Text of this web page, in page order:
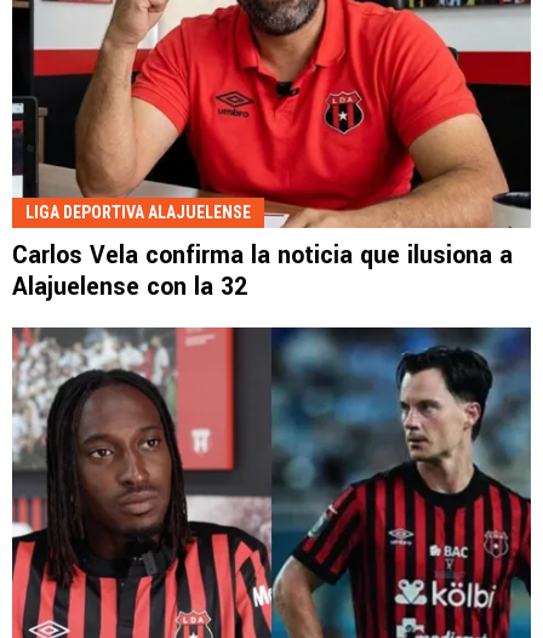
LIGA DEPORTIVA ALAJUELENSE
Carlos Vela confirma la noticia que ilusiona a
Alajuelense con la 32